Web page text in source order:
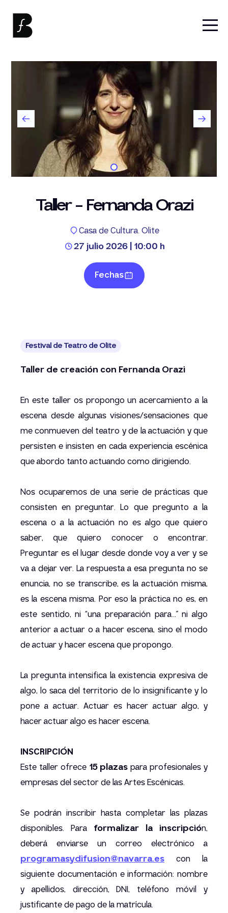
Taller - Fernanda Orazi
Casa de Cultura. Olite
27 julio 2026 | 10:00 h
Fechas
Festival de Teatro de Olite
Taller de creación con Fernanda Orazi
En este taller os propongo un acercamiento a la
escena desde algunas visiones/sensaciones que
me conmueven del teatro y de la actuación y que
persisten e insisten en cada experiencia escénica
que abordo tanto actuando como dirigiendo.
Nos ocuparemos de una serie de prácticas que
consisten en preguntar. Lo que pregunto a la
escena o a la actuación no es algo que quiero
saber, que quiero conocer o encontrar.
Preguntar es el lugar desde donde voy a ver y se
va a dejar ver. La respuesta a esa pregunta no se
enuncia, no se transcribe, es la actuación misma,
es la escena misma. Por eso la práctica no es, en
este sentido, ni “una preparación para...” ni algo
anterior a actuar o a hacer escena, sino el modo
de actuar y hacer escena que propongo.
La pregunta intensifica la existencia expresiva de
algo, lo saca del territorio de lo insignificante y lo
pone a actuar. Actuar es hacer actuar algo, y
hacer actuar algo es hacer escena.
INSCRIPCIÓN
Este taller ofrece 15 plazas para profesionales y
empresas del sector de las Artes Escénicas.
Se podrán inscribir hasta completar las plazas
disponibles. Para formalizar la inscripción,
deberá enviarse un correo electrónico a
programasydifusion@navarra.es con la
siguiente documentación e información: nombre
y apellidos, dirección, DNI, teléfono móvil y
justificante de pago de la matrícula.